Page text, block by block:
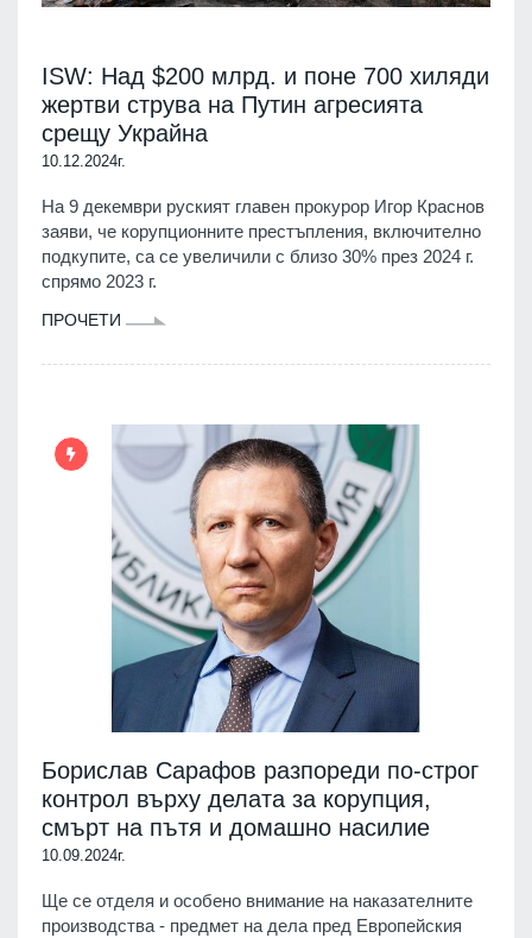
ISW: Над $200 млрд. и поне 700 хиляди
жертви струва на Путин агресията
срещу Украйна
10.12.2024г.
На 9 декември руският главен прокурор Игор Краснов
заяви, че корупционните престъпления, включително
подкупите, са се увеличили с близо 30% през 2024 г.
спрямо 2023 г.
ПРОЧЕТИ
Борислав Сарафов разпореди по-строг
контрол върху делата за корупция,
смърт на пътя и домашно насилие
10.09.2024г.
Ще се отделя и особено внимание на наказателните
производства - предмет на дела пред Европейския